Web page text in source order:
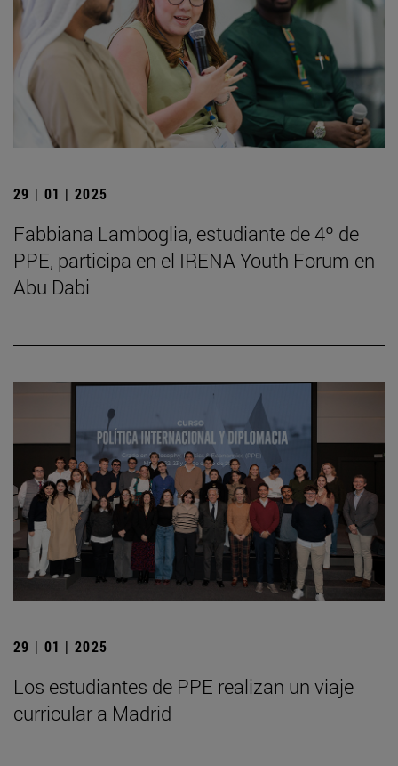
29 | 01 | 2025
Fabbiana Lamboglia, estudiante de 4º de
PPE, participa en el IRENA Youth Forum en
Abu Dabi
29 | 01 | 2025
Los estudiantes de PPE realizan un viaje
curricular a Madrid